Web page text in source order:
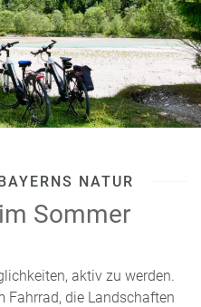
NATUR
Sommer
aktiv zu werden.
Fahrrad, die Landschaften